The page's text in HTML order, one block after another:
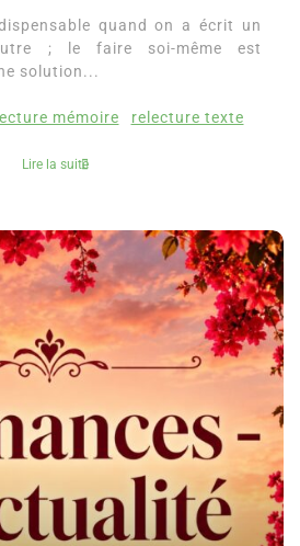
quand on a écrit un
; le faire soi-même est
solution...
mémoire relecture texte
Lire la suite